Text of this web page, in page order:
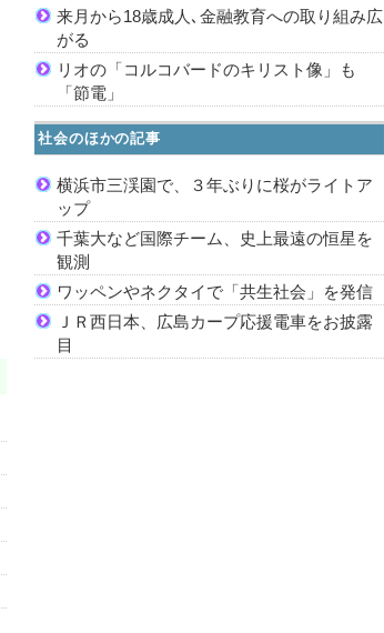
来月から18歳成人､金融教育への取り組み広
がる
リオの「コルコバードのキリスト像」も
「節電」
社会のほかの記事
横浜市三渓園で、３年ぶりに桜がライトア
ップ
千葉大など国際チーム、史上最遠の恒星を
観測
ワッペンやネクタイで「共生社会」を発信
ＪＲ西日本、広島カープ応援電車をお披露
目